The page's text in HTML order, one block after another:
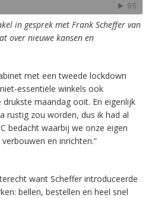
in gesprek met Frank Scheffer van
over nieuwe kansen en
met een tweede lockdown
essentiële winkels ook
drukste maandag ooit. En eigenlijk
rustig zou worden, dus ik had al
bedacht waarbij we onze eigen
en inrichten.”
want Scheffer introduceerde
bellen, bestellen en heel snel